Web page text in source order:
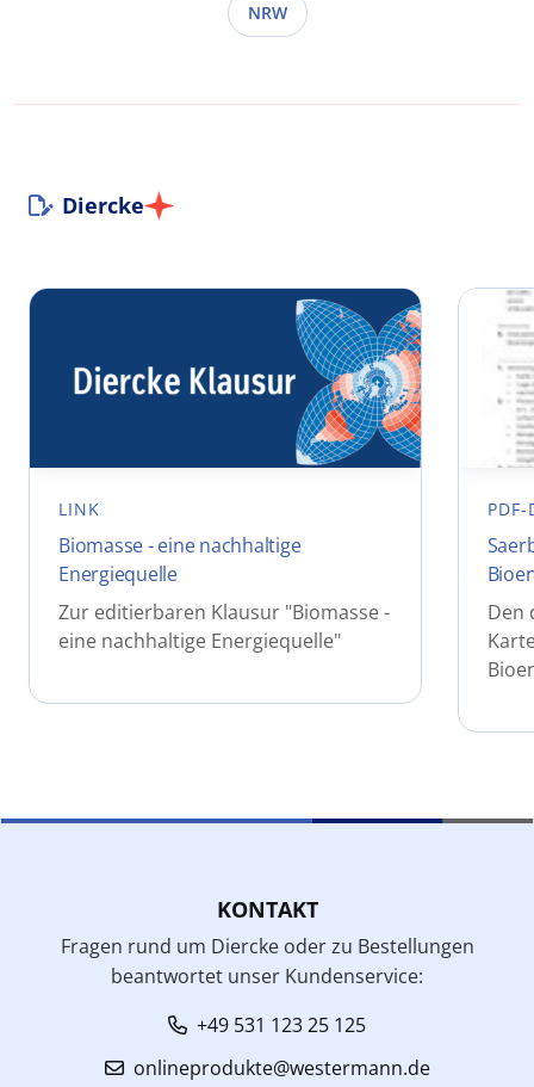
NRW
Diercke
LINK
Biomasse - eine nachhaltige
Energiequelle
Zur editierbaren Klausur "Biomasse -
eine nachhaltige Energiequelle"
PDF-
Den
KONTAKT
Fragen rund um Diercke oder zu Bestellungen
beantwortet unser Kundenservice:
+49 531 123 25 125
onlineprodukte@westermann.de